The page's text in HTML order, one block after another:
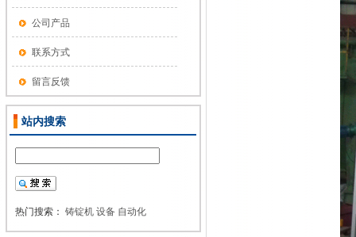
公司产品
联系方式
留言反馈
站内搜索
热门搜索： 铸锭机 设备 自动化